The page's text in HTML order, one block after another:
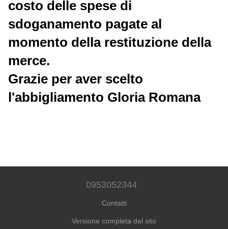
costo delle spese di
sdoganamento pagate al
momento della restituzione della
merce.
Grazie per aver scelto
l'abbigliamento Gloria Romana
0953052344
Contatti
Versione completa del sito